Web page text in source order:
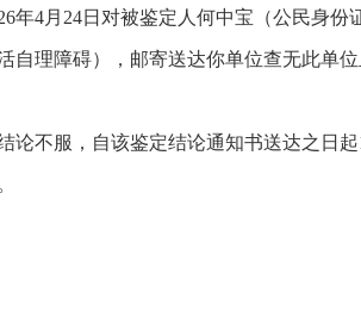
年4月24日对被鉴定人何中宝（公民身
自理障碍），邮寄送达你单位查无此单
论不服，自该鉴定结论通知书送达之日